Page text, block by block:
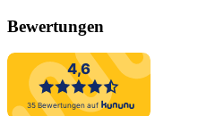
Bewertungen